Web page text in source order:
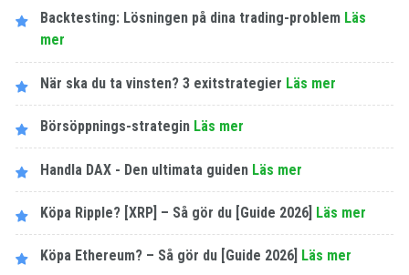
Backtesting: Lösningen på dina trading-problem Läs
mer
När ska du ta vinsten? 3 exitstrategier Läs mer
Börsöppnings-strategin Läs mer
Handla DAX - Den ultimata guiden Läs mer
Köpa Ripple? [XRP] – Så gör du [Guide 2026] Läs mer
Köpa Ethereum? – Så gör du [Guide 2026] Läs mer